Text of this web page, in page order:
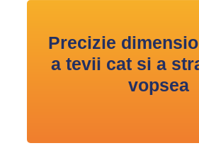
Precizie
a tevii cat si a
vopsea